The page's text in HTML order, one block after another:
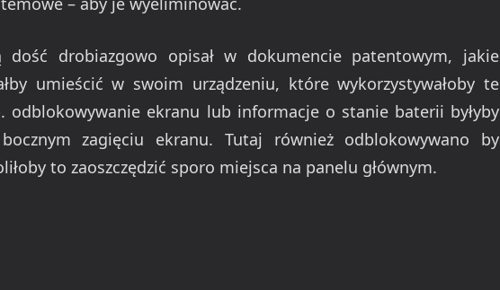
dość drobiazgowo opisał w dokumencie patentowym, jakie
umieścić w swoim urządzeniu, które wykorzystywałoby te
odblokowywanie ekranu lub informacje o stanie baterii byłyby
zagięciu ekranu. Tutaj również odblokowywano by
to zaoszczędzić sporo miejsca na panelu głównym.